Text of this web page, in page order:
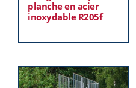
planche en acier
inoxydable R205f